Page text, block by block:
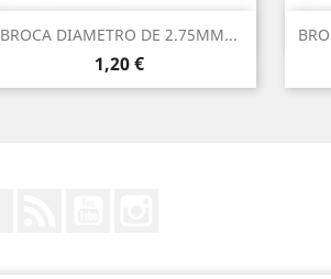
BROCA DIAMETRO DE 2.75MM...
Precio
1,20 €
Vista rápida